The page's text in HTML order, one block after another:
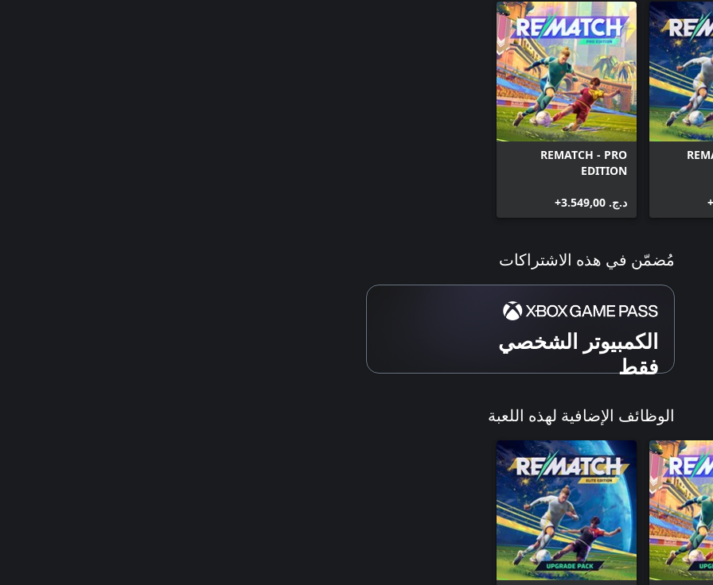
REMATCH - PRO
EDITION
د.ج.‏ 3.549,00+
مُضمّن في هذه الاشتراكات
الكمبيوتر الشخصي
فقط
الوظائف الإضافية لهذه اللعبة